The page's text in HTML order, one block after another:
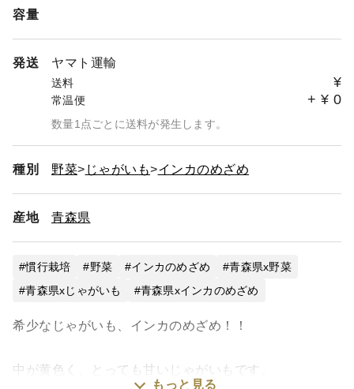
容量
発送 ヤマト運輸
送料 ¥
常温便 + ¥ 0
数量1点ごとに送料が発生します。
種別 野菜 じゃがいも インカのめざめ
産地 青森県
慣行栽培 野菜 インカのめざめ
青森県x野菜
青森県xじゃがいも
青森県xインカのめざめ
希少なじゃがいも、インカのめざめ！！
中が黄色く、とっても甘いじゃがいもです。
もっと見る